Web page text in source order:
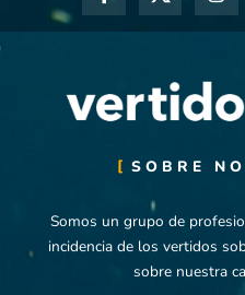
c
e
o
k
s
t
r
a
SOBRE
Somos un grupo de
incidencia de los vertidos
sobre nuestra